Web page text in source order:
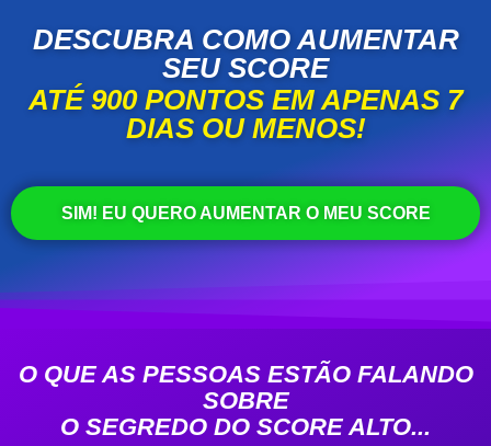
DESCUBRA COMO AUMENTAR
SEU SCORE
ATÉ 900 PONTOS EM APENAS 7
DIAS OU MENOS!
SIM! EU QUERO AUMENTAR O MEU SCORE
O QUE AS PESSOAS ESTÃO FALANDO
SOBRE
O SEGREDO DO SCORE ALTO...